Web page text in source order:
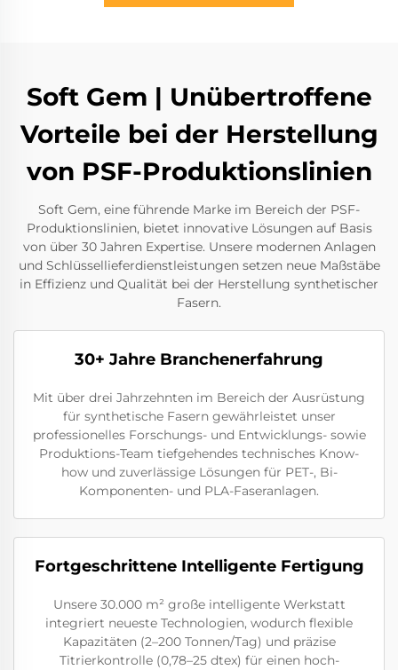
Soft Gem | Unübertroffene
Vorteile bei der Herstellung
von PSF-Produktionslinien
Soft Gem, eine führende Marke im Bereich der PSF-
Produktionslinien, bietet innovative Lösungen auf Basis
von über 30 Jahren Expertise. Unsere modernen Anlagen
und Schlüssellieferdienstleistungen setzen neue Maßstäbe
in Effizienz und Qualität bei der Herstellung synthetischer
Fasern.
30+ Jahre Branchenerfahrung
Mit über drei Jahrzehnten im Bereich der Ausrüstung
für synthetische Fasern gewährleistet unser
professionelles Forschungs- und Entwicklungs- sowie
Produktions-Team tiefgehendes technisches Know-
how und zuverlässige Lösungen für PET-, Bi-
Komponenten- und PLA-Faseranlagen.
Fortgeschrittene Intelligente Fertigung
Unsere 30.000 m² große intelligente Werkstatt
integriert neueste Technologien, wodurch flexible
Kapazitäten (2–200 Tonnen/Tag) und präzise
Titrierkontrolle (0,78–25 dtex) für einen hoch-